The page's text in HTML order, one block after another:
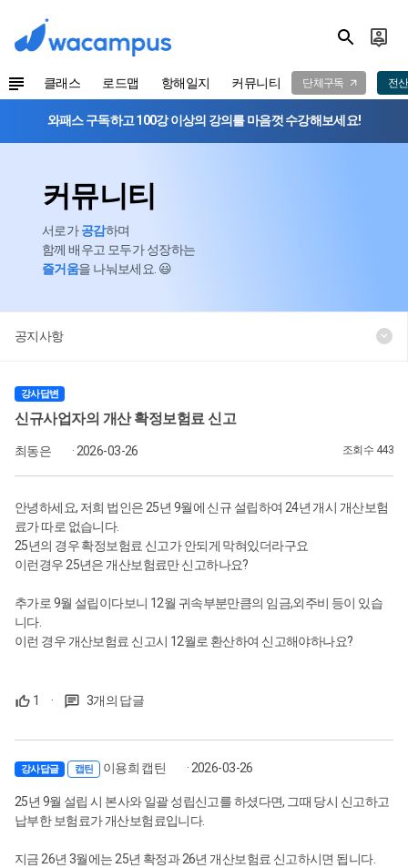
클래스 로드맵 항해일지 커뮤니티 단체구독 전
와패스 구독하고 100강 이상의 강의를 마음껏 수강해보세요!
커뮤니티
서로가공감하며
함께 배우고 모두가 성장하는
즐거움을 나눠보세요. 😃
공지사항
강사답변
신규사업자의 개산 확정보험료 신고
최동은 · 2026-03-26 조회수 443
안녕하세요, 저희 법인은 25년 9월에 신규 설립하여 24년 개시 개산보험
료가 따로 없습니다.
25년의 경우 확정보험료 신고가 안되게 막혀있더라구요
이런경우 25년은 개산보험료만 신고하나요?
추가로 9월 설립이다보니 12월 귀속부분만큼의 임금,외주비 등이 있습
니다.
이런 경우 개산보험료 신고시 12월로 환산하여 신고해야하나요?
1 · 3개의 답글
강사답글 캡틴 이용희 캡틴 · 2026-03-26
25년 9월 설립 시 본사와 일괄 성립신고를 하셨다면, 그때 당시 신고하고
납부한 보험료가 개산보험료입니다.
지금 26년 3월에는 25년 확정과 26년 개산보험료 신고하시면 됩니다.